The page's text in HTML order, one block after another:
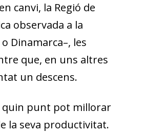
canvi, la Regió de
observada a la
Dinamarca–, les
que, en uns altres
un descens.
quin punt pot millorar
la seva productivitat.